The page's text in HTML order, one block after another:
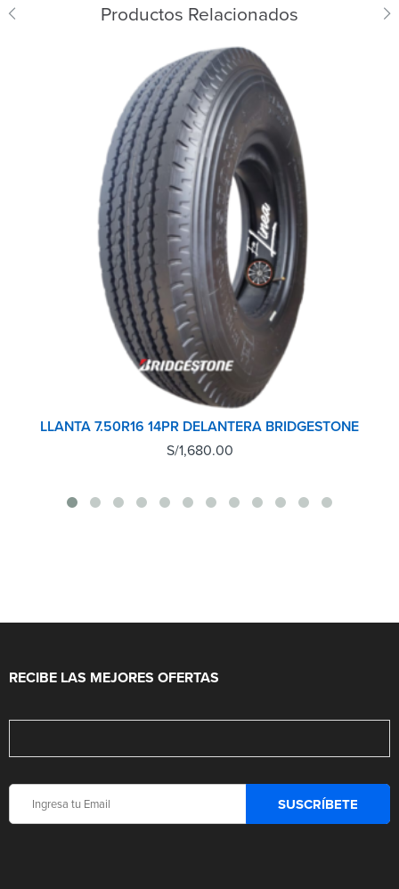
Productos Relacionados
LLANTA 7.50R16 14PR DELANTERA BRIDGESTONE
S/1,680.00
RECIBE LAS MEJORES OFERTAS